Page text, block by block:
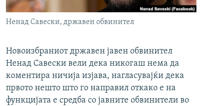
Ненад Савески, државен обвинител
Новоизбраниот државен јавен обвинител
Ненад Савески вели дека никогаш нема да
коментира ничија изјава, нагласувајќи дека
првото нешто што го направил откако е на
функцијата е средба со јавните обвинители во